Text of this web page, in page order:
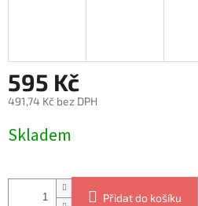
595 Kč
491,74 Kč bez DPH
cena:
Skladem
Přidat do košíku